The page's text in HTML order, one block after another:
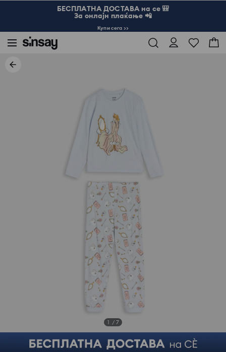
БЕСПЛАТНА ДОСТАВА на се 🎒
За онлајн плаќање 📲
Купи сега >>
1 / 7